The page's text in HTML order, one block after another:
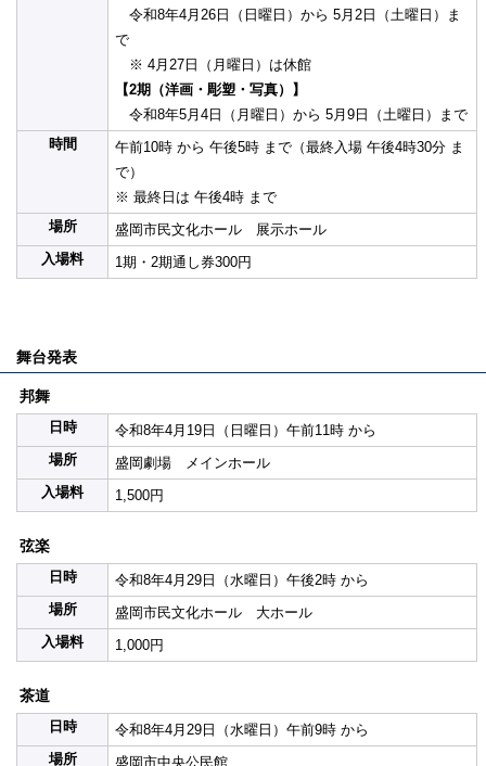
令和8年4月26日（日曜日）から 5月2日（土曜日）ま
で
※ 4月27日（月曜日）は休館
【2期（洋画・彫塑・写真）】
令和8年5月4日（月曜日）から 5月9日（土曜日）まで
時間
午前10時 から 午後5時 まで（最終入場 午後4時30分 ま
で）
※ 最終日は 午後4時 まで
場所
盛岡市民文化ホール 展示ホール
入場料
1期・2期通し券300円
舞台発表
邦舞
日時
令和8年4月19日（日曜日）午前11時 から
場所
盛岡劇場 メインホール
入場料
1,500円
弦楽
日時
令和8年4月29日（水曜日）午後2時 から
場所
盛岡市民文化ホール 大ホール
入場料
1,000円
茶道
日時
令和8年4月29日（水曜日）午前9時 から
場所
盛岡市中央公民館